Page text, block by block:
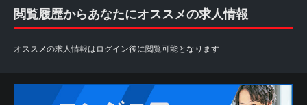
閲覧履歴からあなたにオススメの求人情報
オススメの求人情報はログイン後に閲覧可能となります